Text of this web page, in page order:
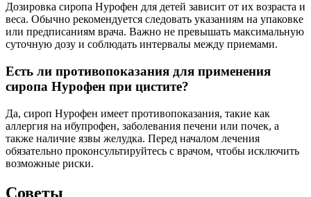
Дозировка сиропа Нурофен для детей зависит от их возраста и
веса. Обычно рекомендуется следовать указаниям на упаковке
или предписаниям врача. Важно не превышать максимальную
суточную дозу и соблюдать интервалы между приемами.
Есть ли противопоказания для применения
сиропа Нурофен при цистите?
Да, сироп Нурофен имеет противопоказания, такие как
аллергия на ибупрофен, заболевания печени или почек, а
также наличие язвы желудка. Перед началом лечения
обязательно проконсультируйтесь с врачом, чтобы исключить
возможные риски.
Советы